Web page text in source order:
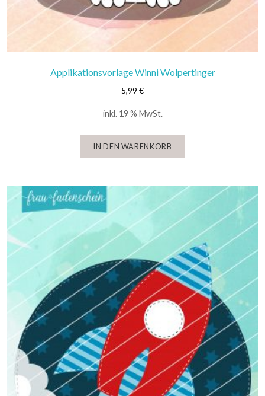
Applikationsvorlage Winni Wolpertinger
5,99 €
inkl. 19 % MwSt.
IN DEN WARENKORB